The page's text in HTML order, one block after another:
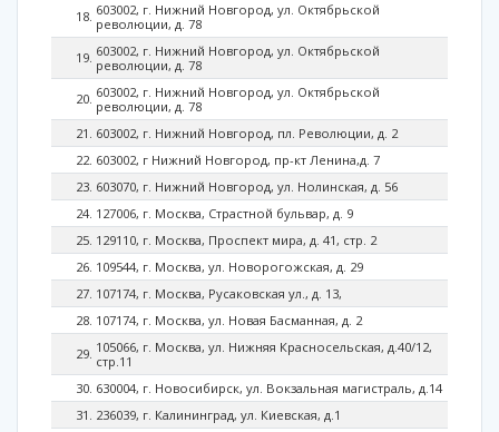
603002, г. Нижний Новгород, ул. Октябрьской
революции, д. 78
603002, г. Нижний Новгород, ул. Октябрьской
революции, д. 78
603002, г. Нижний Новгород, ул. Октябрьской
революции, д. 78
603002, г. Нижний Новгород, пл. Революции, д. 2
603002, г Нижний Новгород, пр-кт Ленина,д. 7
603070, г. Нижний Новгород, ул. Нолинская, д. 56
127006, г. Москва, Страстной бульвар, д. 9
129110, г. Москва, Проспект мира, д. 41, стр. 2
109544, г. Москва, ул. Новорогожская, д. 29
107174, г. Москва, Русаковская ул., д. 13,
107174, г. Москва, ул. Новая Басманная, д. 2
105066, г. Москва, ул. Нижняя Красносельская, д.40/12,
стр.11
630004, г. Новосибирск, ул. Вокзальная магистраль, д.14
236039, г. Калининград, ул. Киевская, д.1